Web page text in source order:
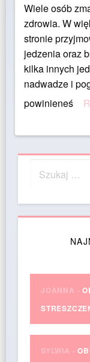
Wiele osób
zdrowia. W
stronie
jedzenia oraz
kilka innych
nadwadze i
powinieneś
JOANNA -
SYLWIA -